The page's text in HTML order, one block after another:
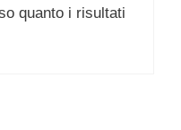
quanto i risultati